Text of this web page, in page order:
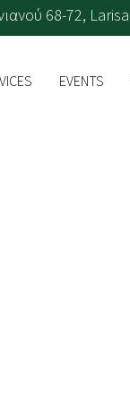
68-72, Larisa
EVENTS